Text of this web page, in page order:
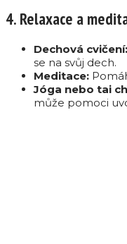
4. Relaxace a
Dechová cvičení:
se na svůj dech.
Meditace:
Jóga nebo tai
může pomoci